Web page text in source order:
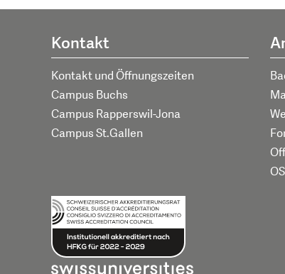
Kontakt
Kontakt und Öffnungszeiten
Campus Buchs
Campus Rapperswil-Jona
Campus St.Gallen